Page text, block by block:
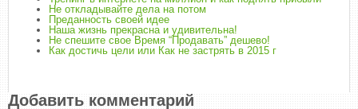
Не откладывайте дела на потом
Преданность своей идее
Наша жизнь прекрасна и удивительна!
Не спешите свое Время “Продавать” дешево!
Как достичь цели или Как не застрять в 2015 г
Добавить комментарий